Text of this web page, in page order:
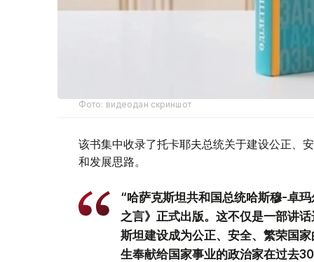
Фото: видеодан скриншот
该书集中收录了托卡耶夫总统关于建设公正、
和发展思路。
“哈萨克斯坦共和国总统哈斯穆-卓
之言》正式出版。这不仅是一部讲
斯坦建设成为公正、安全、繁荣国
生奉献给国家事业的政治家在过去